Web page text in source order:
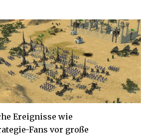
Ereignisse wie
Fans vor große